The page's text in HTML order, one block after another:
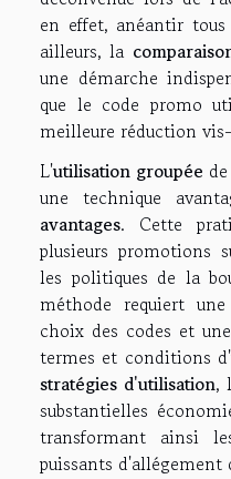
en effet, anéantir
ailleurs, la
une démarche
que le code promo
meilleure réduction
L'utilisation groupée
une technique
avantages. Cette
plusieurs promotions
les politiques de la
méthode requiert
choix des codes et
termes et conditions
stratégies d'utilisation,
substantielles
transformant ainsi
puissants d'allégement